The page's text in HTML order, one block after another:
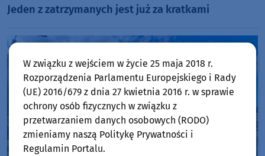
Jeden z zatrzymanych jest już za kratkami
W związku z wejściem w życie 25 maja 2018 r.
Rozporządzenia Parlamentu Europejskiego i Rady
(UE) 2016/679 z dnia 27 kwietnia 2016 r. w sprawie
ochrony osób fizycznych w związku z
przetwarzaniem danych osobowych (RODO)
zmieniamy naszą Politykę Prywatności i
Regulamin Portalu.